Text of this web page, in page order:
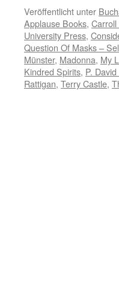
Veröffentlicht unter
Applause Books,
University Press,
Question Of Masks –
Münster, Madonna, My
Kindred Spirits, P.
Rattigan, Terry Castle,